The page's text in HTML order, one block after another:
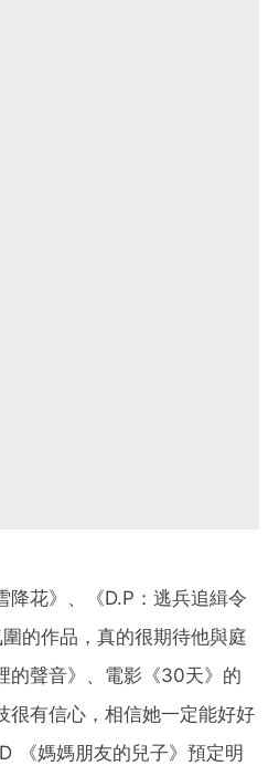
降花》、《D.P：逃兵追緝令
的作品，真的很期待他與庭
的聲音》、電影《30天》的
很有信心，相信她一定能好好
《媽媽朋友的兒子》預定明